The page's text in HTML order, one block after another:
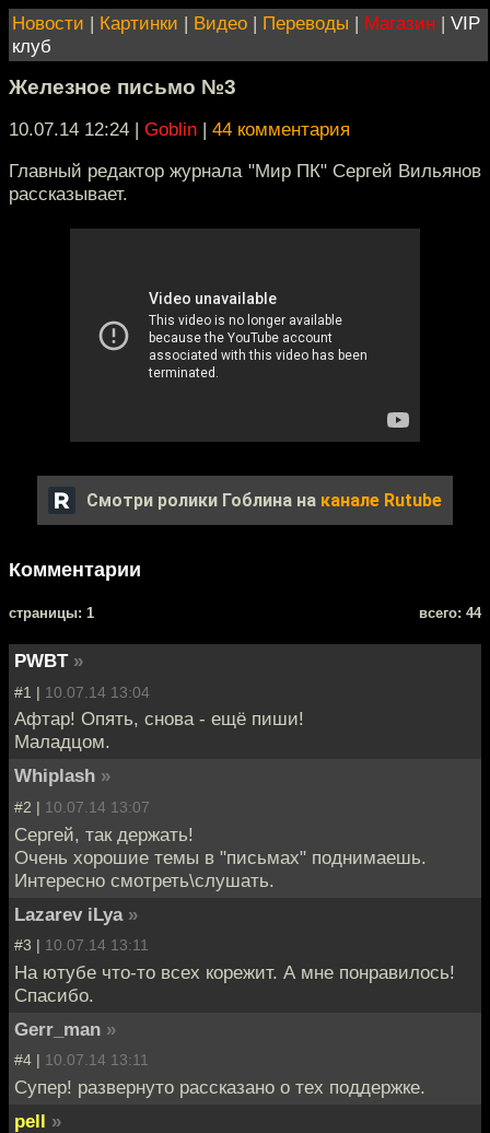
Новости | Картинки | Видео | Переводы | Магазин | VIP
клуб
Железное письмо №3
10.07.14 12:24 | Goblin | 44 комментария
Главный редактор журнала "Мир ПК" Сергей Вильянов
рассказывает.
Смотри ролики Гоблина на канале Rutube
Комментарии
cтраницы: 1 всего: 44
PWBT »
#1 | 10.07.14 13:04
Афтар! Опять, снова - ещё пиши!
Маладцом.
Whiplash »
#2 | 10.07.14 13:07
Сергей, так держать!
Очень хорошие темы в "письмах" поднимаешь.
Интересно смотреть\слушать.
Lazarev iLya »
#3 | 10.07.14 13:11
На ютубе что-то всех корежит. А мне понравилось!
Спасибо.
Gerr_man »
#4 | 10.07.14 13:11
Супер! развернуто рассказано о тех поддержке.
pell »